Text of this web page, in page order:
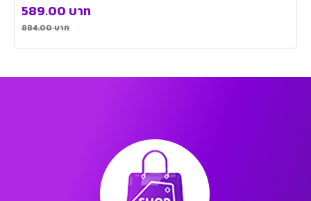
884.00บาท
589.00 บาท